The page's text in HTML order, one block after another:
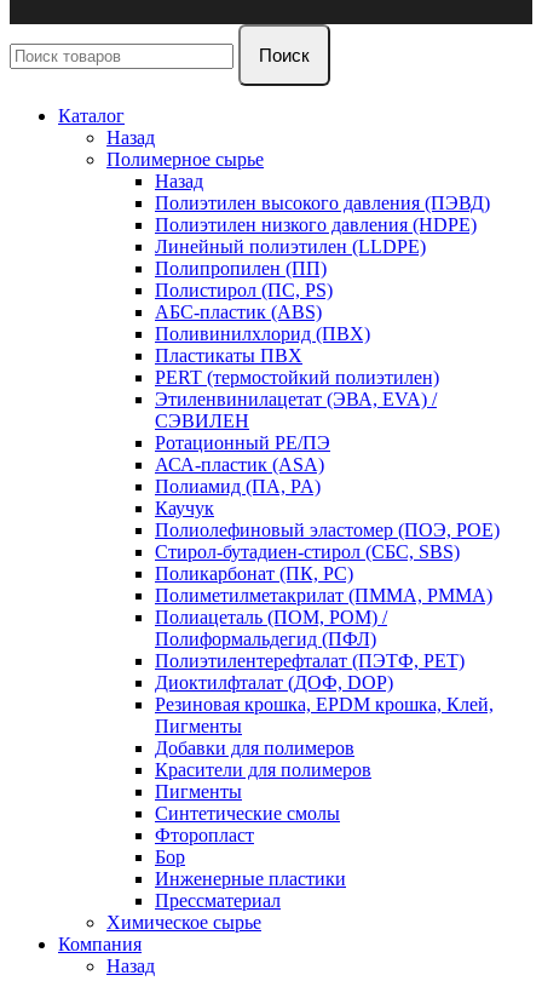
Поиск
Каталог
Назад
Полимерное сырье
Назад
Полиэтилен высокого давления (ПЭВД)
Полиэтилен низкого давления (HDPE)
Линейный полиэтилен (LLDPE)
Полипропилен (ПП)
Полистирол (ПС, PS)
АБС-пластик (ABS)
Поливинилхлорид (ПВХ)
Пластикаты ПВХ
PERT (термостойкий полиэтилен)
Этиленвинилацетат (ЭВА, EVA) /
СЭВИЛЕН
Ротационный PE/ПЭ
АСА-пластик (ASA)
Полиамид (ПА, PA)
Каучук
Полиолефиновый эластомер (ПОЭ, POE)
Стирол-бутадиен-стирол (СБС, SBS)
Поликарбонат (ПК, PC)
Полиметилметакрилат (ПММА, PMMA)
Полиацеталь (ПОМ, POM) /
Полиформальдегид (ПФЛ)
Полиэтилентерефталат (ПЭТФ, PET)
Диоктилфталат (ДОФ, DOP)
Резиновая крошка, EPDM крошка, Клей,
Пигменты
Добавки для полимеров
Красители для полимеров
Пигменты
Синтетические смолы
Фторопласт
Бор
Инженерные пластики
Прессматериал
Химическое сырье
Компания
Назад